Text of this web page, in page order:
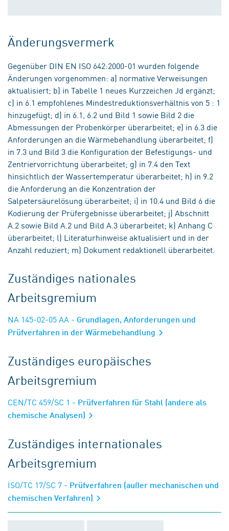
Änderungsvermerk
Gegenüber DIN EN ISO 642:2000-01 wurden folgende
Änderungen vorgenommen: a) normative Verweisungen
aktualisiert; b) in Tabelle 1 neues Kurzzeichen Jd ergänzt;
c) in 6.1 empfohlenes Mindestreduktionsverhältnis von 5 : 1
hinzugefügt; d) in 6.1, 6.2 und Bild 1 sowie Bild 2 die
Abmessungen der Probenkörper überarbeitet; e) in 6.3 die
Anforderungen an die Wärmebehandlung überarbeitet; f)
in 7.3 und Bild 3 die Konfiguration der Befestigungs- und
Zentriervorrichtung überarbeitet; g) in 7.4 den Text
hinsichtlich der Wassertemperatur überarbeitet; h) in 9.2
die Anforderung an die Konzentration der
Salpetersäurelösung überarbeitet; i) in 10.4 und Bild 6 die
Kodierung der Prüfergebnisse überarbeitet; j) Abschnitt
A.2 sowie Bild A.2 und Bild A.3 überarbeitet; k) Anhang C
überarbeitet; l) Literaturhinweise aktualisiert und in der
Anzahl reduziert; m) Dokument redaktionell überarbeitet.
Zuständiges nationales
Arbeitsgremium
NA 145-02-05 AA - Grundlagen, Anforderungen und
Prüfverfahren in der Wärmebehandlung
Zuständiges europäisches
Arbeitsgremium
CEN/TC 459/SC 1 - Prüfverfahren für Stahl (andere als
chemische Analysen)
Zuständiges internationales
Arbeitsgremium
ISO/TC 17/SC 7 - Prüfverfahren (außer mechanischen und
chemischen Verfahren)